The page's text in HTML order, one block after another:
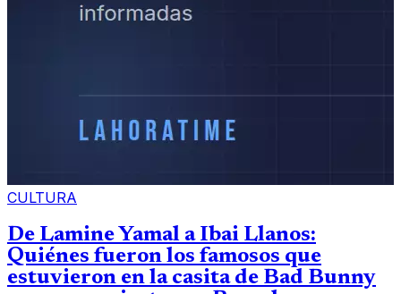
CULTURA
De Lamine Yamal a Ibai Llanos:
Quiénes fueron los famosos que
estuvieron en la casita de Bad Bunny